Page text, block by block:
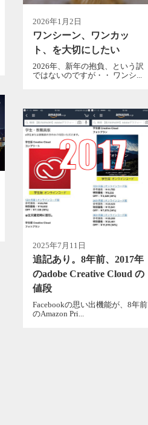
2026年1月2日
ワンシーン、ワンカッ
ト、を大切にしたい
2026年、新年の抱負、という訳
ではないのですが・・ ワンシ...
2025年7月11日
追記あり。8年前、2017年
のadobe Creative Cloud の
値段
Facebookの思い出機能が、8年前
のAmazon Pri...